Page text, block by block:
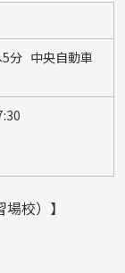
分   中央自動車
校）】